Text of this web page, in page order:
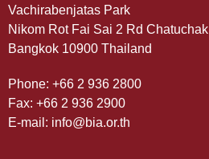
Vachirabenjatas Park
Nikom Rot Fai Sai 2 Rd Chatuchak
Bangkok 10900 Thailand
Phone: +66 2 936 2800
Fax: +66 2 936 2900
E-mail: info@bia.or.th